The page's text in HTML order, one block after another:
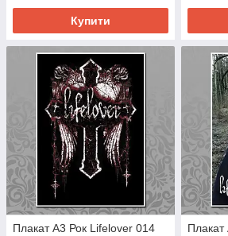
Купити
Плакат А3 Рок Lifelover 014